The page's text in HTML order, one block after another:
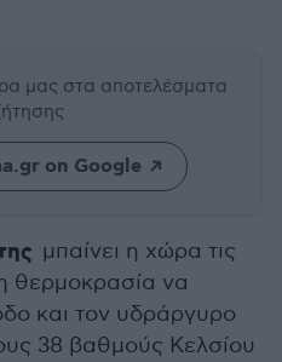
μας στα αποτελέσματα
on Google
μπαίνει η χώρα τις
θερμοκρασία να
και τον υδράργυρο
38 βαθμούς Κελσίου